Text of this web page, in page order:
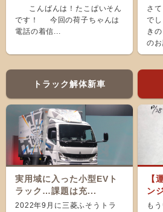
こんばんは！たこぱいそん
です！ 今回の荷子ちゃんは
電話の着信...
さ
で
き
の
え
トラック解体新車
実用域に入った小型EVト
ラック…課題は充...
2022年9月に三菱ふそうトラ
【
ン
も